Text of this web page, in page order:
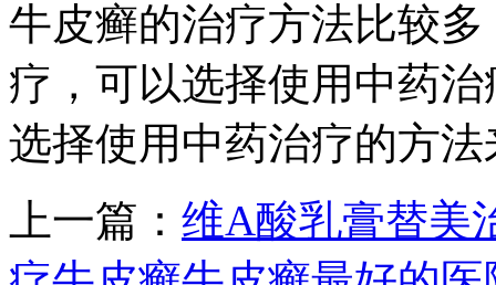
牛皮癣的治疗方法比较
疗，可以选择使用中药
选择使用中药治疗的方
上一篇： 维A酸乳膏替美